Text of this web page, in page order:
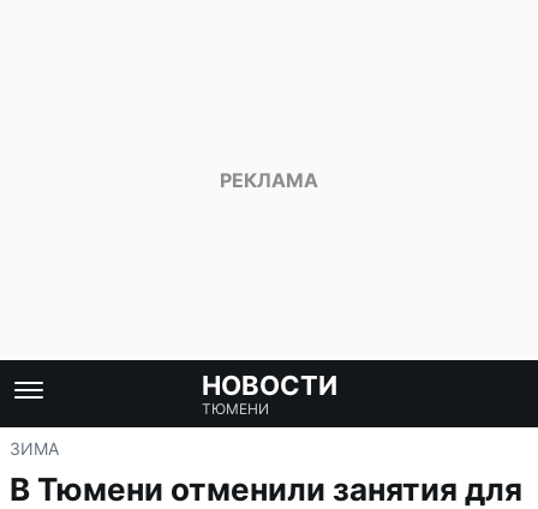
НОВОСТИ
ТЮМЕНИ
ЗИМА
В Тюмени отменили занятия для